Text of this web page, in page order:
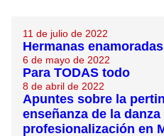
11 de julio de 2022
Hermanas enamoradas
6 de mayo de 2022
Para TODAS todo
8 de abril de 2022
Apuntes sobre la
enseñanza de la danza
profesionalización en